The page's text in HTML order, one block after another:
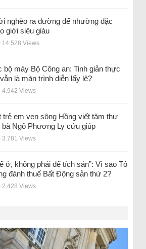
nghèo ra đường để nhường đặc
giới siêu giàu
14.528 Views
bộ máy Bộ Công an: Tinh giản thực
là màn trình diễn lấy lệ?
4.942 Views
trẻ em ven sông Hồng viết tâm thư
bà Ngô Phương Ly cứu giúp
3.781 Views
ở, không phải để tích sản”: Vì sao Tô
đánh thuế Bất Động sản thứ 2?
2.428 Views